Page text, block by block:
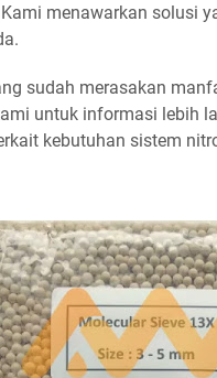
menawarkan solusi
sudah merasakan
untuk informasi lebih
kebutuhan sistem